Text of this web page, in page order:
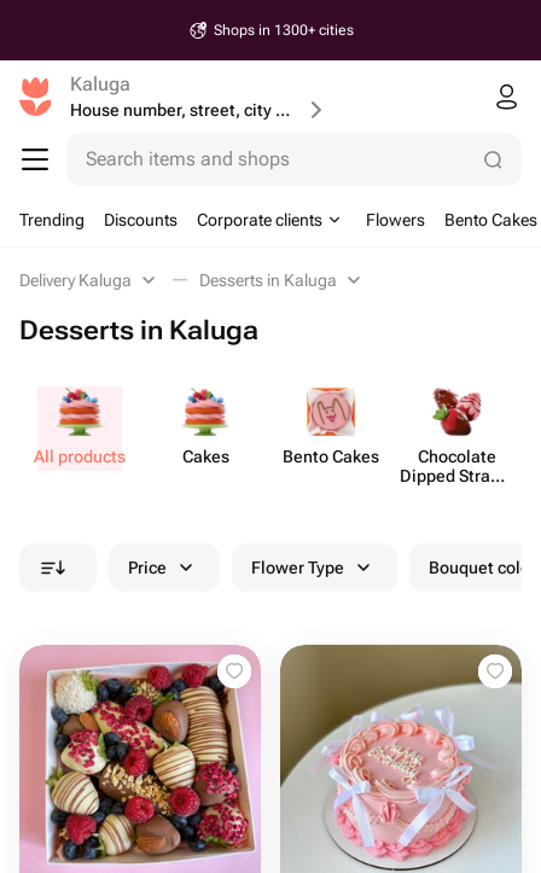
Shops in 1300+ cities
Kaluga
House number, street, city or postcode
Search items and shops
Trending Discounts Corporate clients Flowers Bento Cakes
Delivery Kaluga Desserts in Kaluga
Desserts in Kaluga
All products Cakes Bento Cakes
Chocolate
Dipped Strawb​
Price Flower Type Bouquet